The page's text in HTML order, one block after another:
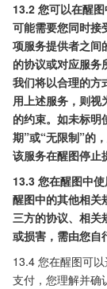
13.2 您可以在醒
可能需要您同时接
项服务提供者之间
的协议或对应服务
我们将以合理的方
用上述服务，则视
的约束。如未标明
期”或“无限制”的
该服务在醒图停止
13.3 您在醒图中
醒图中的其他相关
三方的协议、相关
或损害，需由您自
13.4 您在醒图可
支付，您理解并确